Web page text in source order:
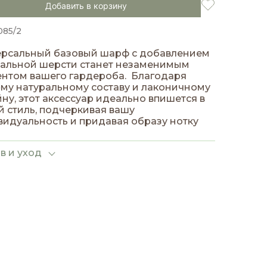
Добавить в корзину
2
базовый шарф с добавлением
шерсти станет незаменимым
вашего гардероба. Благодаря
натуральному составу и лаконичному
этот аксессуар идеально впишется в
стиль, подчеркивая вашу
и придавая образу нотку
и уход